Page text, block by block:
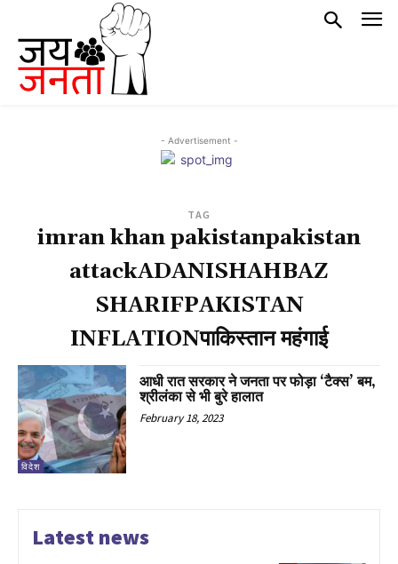
- Advertisement -
TAG
imran khan pakistanpakistan
attackADANISHAHBAZ
SHARIFPAKISTAN
INFLATIONपाकिस्तान महंगाई
विदेश
आधी रात सरकार ने जनता पर फोड़ा ‘टैक्स’ बम,
श्रीलंका से भी बुरे हालात
February 18, 2023
Latest news